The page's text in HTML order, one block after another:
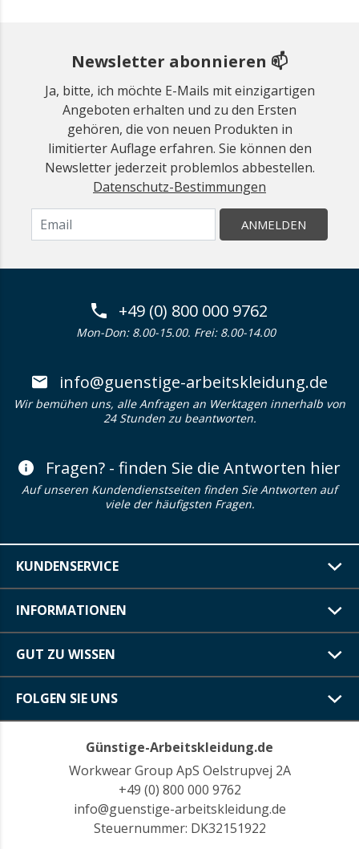
Newsletter abonnieren 📫
Ja, bitte, ich möchte E-Mails mit einzigartigen
Angeboten erhalten und zu den Ersten
gehören, die von neuen Produkten in
limitierter Auflage erfahren. Sie können den
Newsletter jederzeit problemlos abbestellen.
Datenschutz-Bestimmungen
ANMELDEN
+49 (0) 800 000 9762
Mon-Don: 8.00-15.00. Frei: 8.00-14.00
info@guenstige-arbeitskleidung.de
Wir bemühen uns, alle Anfragen an Werktagen innerhalb von
24 Stunden zu beantworten.
Fragen? - finden Sie die Antworten hier
Auf unseren Kundendienstseiten finden Sie Antworten auf
viele der häufigsten Fragen.
KUNDENSERVICE
INFORMATIONEN
GUT ZU WISSEN
FOLGEN SIE UNS
Günstige-Arbeitskleidung.de
Workwear Group ApS Oelstrupvej 2A
+49 (0) 800 000 9762
info@guenstige-arbeitskleidung.de
Steuernummer: DK32151922